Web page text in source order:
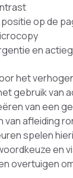
op de
en
het
gebruik van
van een
van afleiding
spelen
en
overtuigen